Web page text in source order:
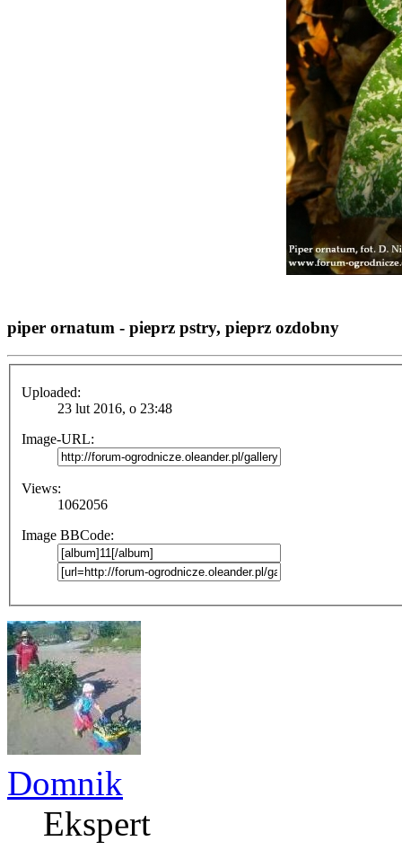
piper ornatum - pieprz pstry, pieprz ozdobny
Uploaded:
23 lut 2016, o 23:48
Image-URL:
Views:
1062056
Image BBCode:
Domnik
Ekspert